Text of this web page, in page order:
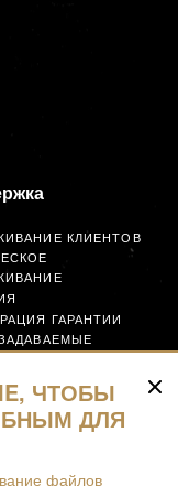
КЛИЕНТОВ
ГАРАНТИИ
ЧТОБЫ
ДЛЯ
файлов